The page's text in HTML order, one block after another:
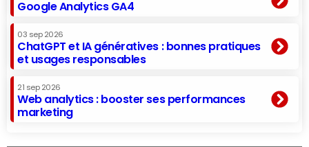
Google Analytics GA4
03 sep 2026
ChatGPT et IA génératives : bonnes pratiques
et usages responsables
21 sep 2026
Web analytics : booster ses performances
marketing